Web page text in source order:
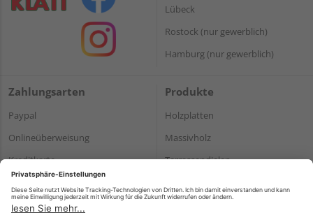
Lübeck
Rostock (nur gewerblich)
Hamburg (nur gewerblich)
Zahlungsarten
Paypal
Onlineüberweisung
Kreditkarte
*Bonität vorausgesetzt
Produkte
Holzplatten
Massivholz
Terrassendielen